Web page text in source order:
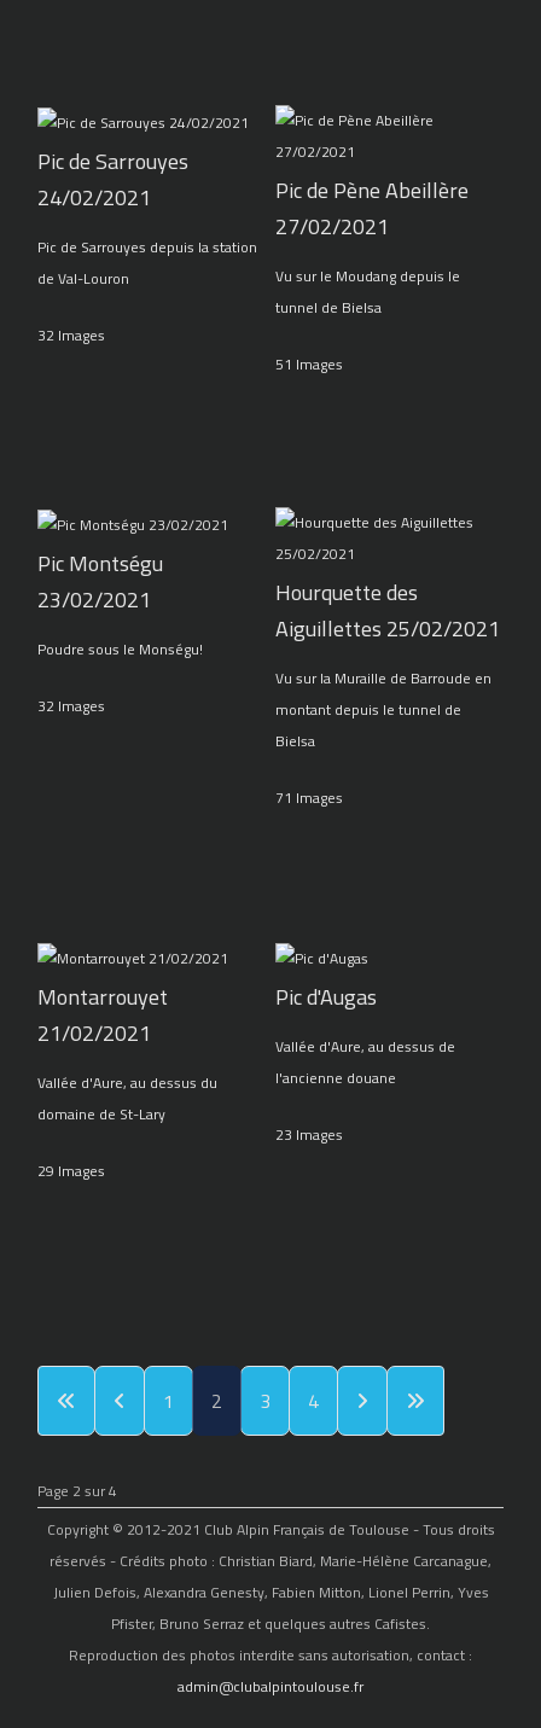
Pic de Sarrouyes
24/02/2021
Pic de Sarrouyes depuis la station
de Val-Louron
32 Images
Pic de Pène Abeillère
27/02/2021
Vu sur le Moudang depuis le
tunnel de Bielsa
51 Images
Pic Montségu
23/02/2021
Poudre sous le Monségu!
32 Images
Hourquette des
Aiguillettes 25/02/2021
Vu sur la Muraille de Barroude en
montant depuis le tunnel de
Bielsa
71 Images
Montarrouyet
21/02/2021
Vallée d'Aure, au dessus du
domaine de St-Lary
29 Images
Pic d'Augas
Vallée d'Aure, au dessus de
l'ancienne douane
23 Images
1 2 3 4
Page 2 sur 4
Copyright © 2012-2021 Club Alpin Français de Toulouse - Tous droits
réservés - Crédits photo : Christian Biard, Marie-Hélène Carcanague,
Julien Defois, Alexandra Genesty, Fabien Mitton, Lionel Perrin, Yves
Pfister, Bruno Serraz et quelques autres Cafistes.
Reproduction des photos interdite sans autorisation, contact :
admin@clubalpintoulouse.fr